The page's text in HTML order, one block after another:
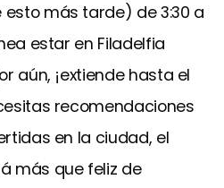
más tarde) de 3:30 a
estar en Filadelfia
aún, ¡extiende hasta el
recomendaciones
en la ciudad, el
más que feliz de